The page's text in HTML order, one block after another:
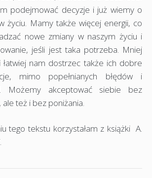
podejmować decyzje i już wiemy o
życiu. Mamy także więcej energii, co
nowe zmiany w naszym życiu i
jeśli jest taka potrzeba. Mniej
nam dostrzec także ich dobre
mimo popełnianych błędów i
Możemy akceptować siebie bez
też i bez poniżania.
tego tekstu korzystałam z książki A.